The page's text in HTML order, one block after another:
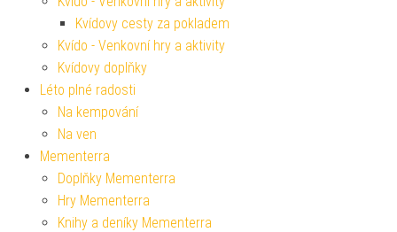
Kvídovy cesty za pokladem
Kvído - Venkovní hry a aktivity
Kvídovy doplňky
Léto plné radosti
Na kempování
Na ven
Mementerra
Doplňky Mementerra
Hry Mementerra
Knihy a deníky Mementerra